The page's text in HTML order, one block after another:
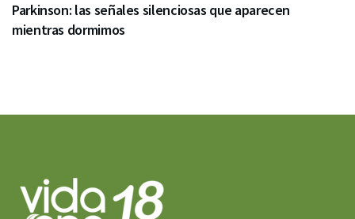
Parkinson: las señales silenciosas que aparecen
mientras dormimos